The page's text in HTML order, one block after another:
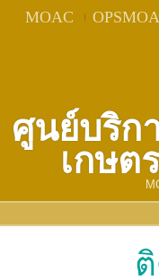
MOAC
ศูนย์บริก
เกษต